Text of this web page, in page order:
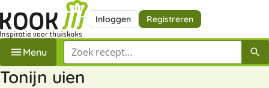
Inloggen Registreren
Menu Zoek een recept
Tonijn uien